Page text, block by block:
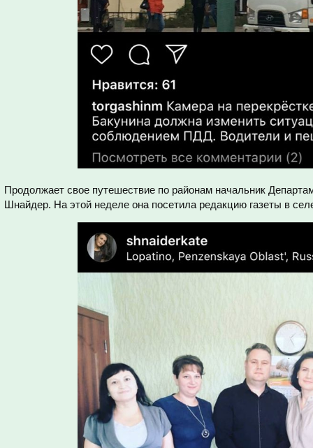
Продолжает свое путешествие по районам начальник
Шнайдер. На этой неделе она посетила редакцию газеты в